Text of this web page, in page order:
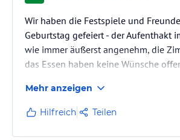
Wir haben die Festspiele und
Geburtstag gefeiert - der Aufenthakt
wie immer äußerst angenehm, die
das Essen haben keine Wünsche
geleistet! Hervorzuheben seien
Ronja an der Rezeption sowie die stv.
Restaurantleiterin Ramona mit ihren
unseren Sonderwünschen perfekt
Mehr anzeigen
Hilfreich Teilen